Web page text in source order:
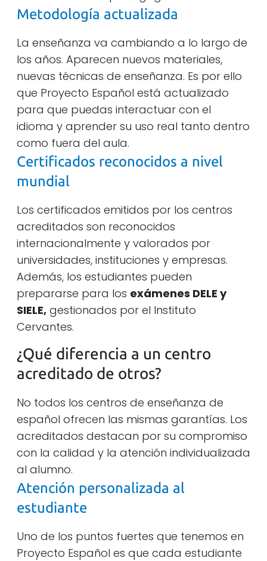
Metodología actualizada
La enseñanza va cambiando a lo largo de
los años. Aparecen nuevos materiales,
nuevas técnicas de enseñanza. Es por ello
que Proyecto Español está actualizado
para que puedas interactuar con el
idioma y aprender su uso real tanto dentro
como fuera del aula.
Certificados reconocidos a nivel
mundial
Los certificados emitidos por los centros
acreditados son reconocidos
internacionalmente y valorados por
universidades, instituciones y empresas.
Además, los estudiantes pueden
prepararse para los exámenes DELE y
SIELE, gestionados por el Instituto
Cervantes.
¿Qué diferencia a un centro
acreditado de otros?
No todos los centros de enseñanza de
español ofrecen las mismas garantías. Los
acreditados destacan por su compromiso
con la calidad y la atención individualizada
al alumno.
Atención personalizada al
estudiante
Uno de los puntos fuertes que tenemos en
Proyecto Español es que cada estudiante